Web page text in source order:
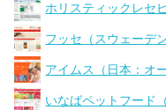
ホリスティックレセ
フッセ（スウェーデ
アイムス（日本：オ
いなばペットフード